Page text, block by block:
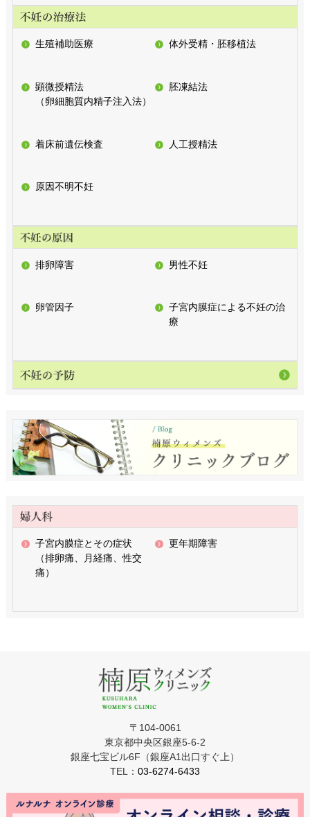
生殖補助医療 体外受精・胚移植法
顕微授精法
（卵細胞質内精子注入法）
胚凍結法
着床前遺伝検査 人工授精法
原因不明不妊
排卵障害 男性不妊
卵管因子
子宮内膜症による不妊の治
療
子宮内膜症とその症状
（排卵痛、月経痛、性交
痛）
更年期障害
〒104-0061
東京都中央区銀座5-6-2
銀座七宝ビル6F（銀座A1出口すぐ上）
TEL： 03-6274-6433